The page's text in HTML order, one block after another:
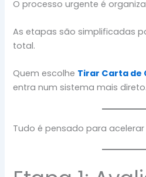
O processo urgente é
As etapas são simplificadas
total.
Quem escolhe Tirar Carta de
entra num sistema mais direto.
Tudo é pensado para